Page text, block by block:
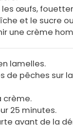
les œufs,
et le sucre
une crème
lamelles.
de pêches sur
crème.
25 minutes.
avant de la